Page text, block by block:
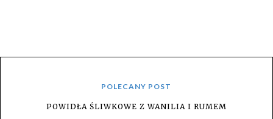
POLECANY POST
POWIDŁA ŚLIWKOWE Z WANILIA I RUMEM